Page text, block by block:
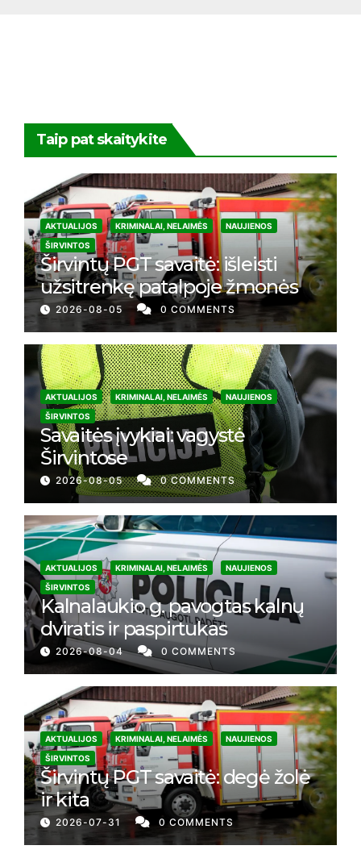
Taip pat skaitykite
AKTUALIJOS KRIMINALAI, NELAIMĖS
NAUJIENOS
ŠIRVINTOS
Širvintų PGT savaitė: išleisti
užsitrenkę patalpoje žmonės
2026-08-05 0 COMMENTS
AKTUALIJOS KRIMINALAI, NELAIMĖS
NAUJIENOS
ŠIRVINTOS
Savaitės įvykiai: vagystė
Širvintose
2026-08-05 0 COMMENTS
AKTUALIJOS KRIMINALAI, NELAIMĖS
NAUJIENOS
ŠIRVINTOS
Kalnalaukio g. pavogtas kalnų
dviratis ir paspirtukas
2026-08-04 0 COMMENTS
AKTUALIJOS KRIMINALAI, NELAIMĖS
NAUJIENOS
ŠIRVINTOS
Širvintų PGT savaitė: degė žolė
ir kita
2026-07-31 0 COMMENTS